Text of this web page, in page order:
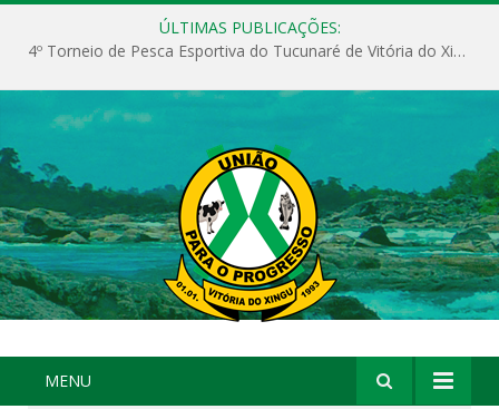
ÚLTIMAS PUBLICAÇÕES:
4º Torneio de Pesca Esportiva do Tucunaré de Vitória do Xingu
MENU